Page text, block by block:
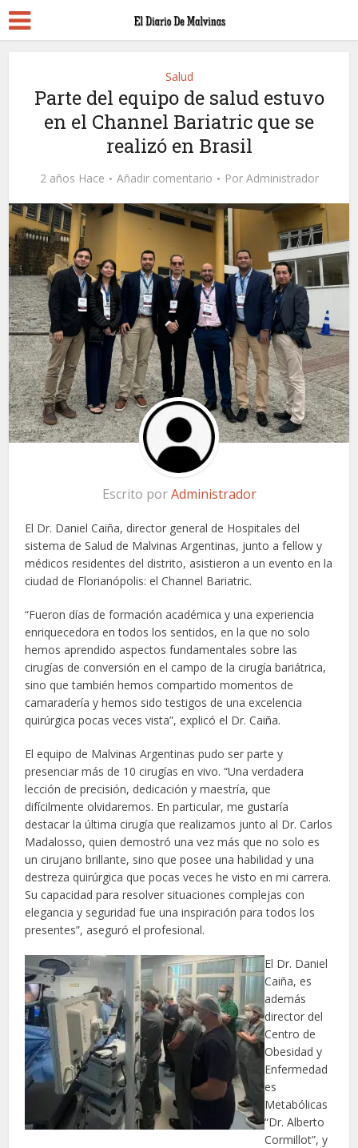
Salud
Parte del equipo de salud estuvo
en el Channel Bariatric que se
realizó en Brasil
2 años Hace Añadir comentario Por Administrador
Escrito porAdministrador
El Dr. Daniel Caiña, director general de Hospitales del
sistema de Salud de Malvinas Argentinas, junto a fellow y
médicos residentes del distrito, asistieron a un evento en la
ciudad de Florianópolis: el Channel Bariatric.
“Fueron días de formación académica y una experiencia
enriquecedora en todos los sentidos, en la que no solo
hemos aprendido aspectos fundamentales sobre las
cirugías de conversión en el campo de la cirugía bariátrica,
sino que también hemos compartido momentos de
camaradería y hemos sido testigos de una excelencia
quirúrgica pocas veces vista”, explicó el Dr. Caiña.
El equipo de Malvinas Argentinas pudo ser parte y
presenciar más de 10 cirugías en vivo. “Una verdadera
lección de precisión, dedicación y maestría, que
difícilmente olvidaremos. En particular, me gustaría
destacar la última cirugía que realizamos junto al Dr. Carlos
Madalosso, quien demostró una vez más que no solo es
un cirujano brillante, sino que posee una habilidad y una
destreza quirúrgica que pocas veces he visto en mi carrera.
Su capacidad para resolver situaciones complejas con
elegancia y seguridad fue una inspiración para todos los
presentes”, aseguró el profesional.
El Dr. Daniel
Caiña, es
además
director del
Centro de
Obesidad y
Enfermedad
es
Metabólicas
“Dr. Alberto
Cormillot”, y